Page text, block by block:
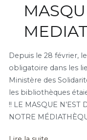
Depuis le 28 février,
obligatoire dans les
Ministère des
les bibliothèques
!! LE MASQUE
NOTRE